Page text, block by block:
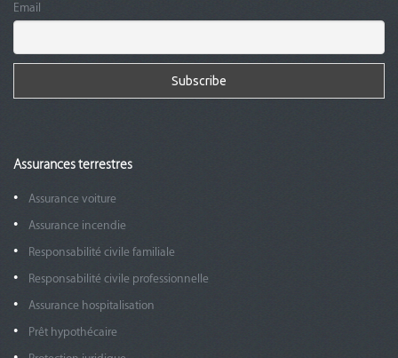
Email
Assurances terrestres
Assurance voiture
Assurance incendie
Responsabilité civile familiale
Responsabilité civile professionnelle
Assurance hospitalisation
Prêt hypothécaire